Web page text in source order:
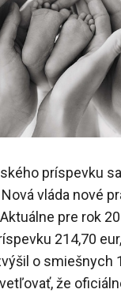
príspevku
vláda nové
pre rok
214,70
o smiešnych
že